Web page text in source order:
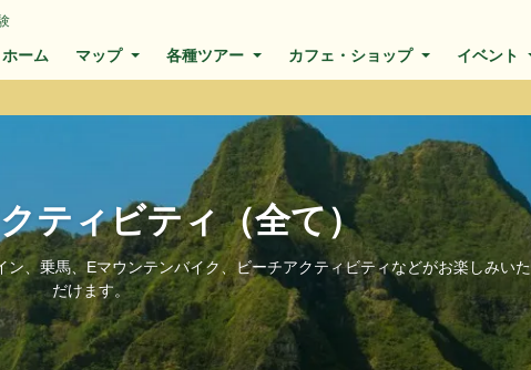
ホーム マップ 各種ツアー カフェ・ショップ イベント
ティビティ（全て）
、乗馬、Eマウンテンバイク、ビーチアクティビティなどがお楽しみいた
だけます。